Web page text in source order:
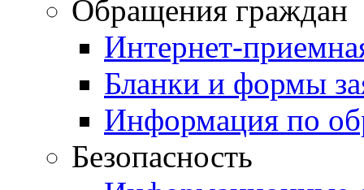
Обращения граждан
Интернет-
Бланки и формы
Информация по
Безопасность